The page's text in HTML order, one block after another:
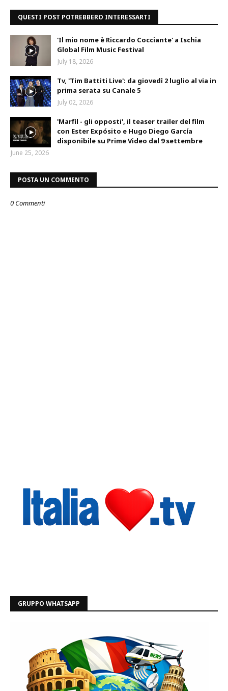
QUESTI POST POTREBBERO INTERESSARTI
'Il mio nome è Riccardo Cocciante' a Ischia
Global Film Music Festival
July 18, 2026
Tv, 'Tim Battiti Live': da giovedì 2 luglio al via in
prima serata su Canale 5
July 02, 2026
'Marfil - gli opposti', il teaser trailer del film
con Ester Expósito e Hugo Diego García
disponibile su Prime Video dal 9 settembre
June 25, 2026
POSTA UN COMMENTO
0 Commenti
GRUPPO WHATSAPP